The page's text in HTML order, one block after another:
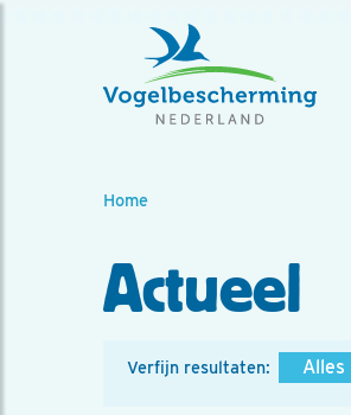
Home
Actueel
Verfijn resultaten: Alles